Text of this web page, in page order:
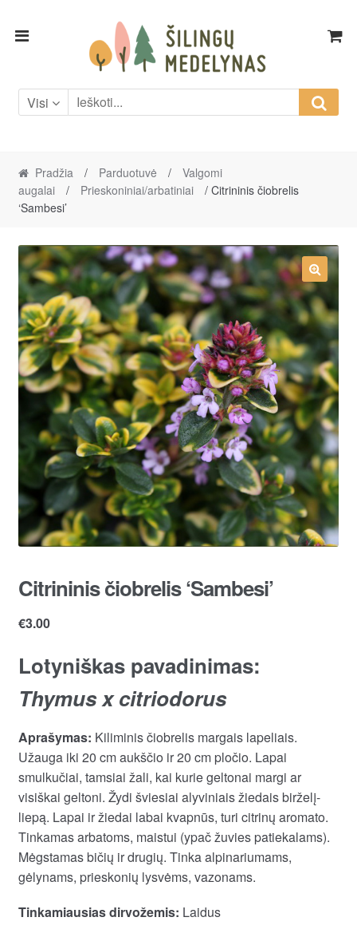
Skip
Skip
Visi
Pradžia / Parduotuvė /
Valgomi
augalai
/ Prieskoniniai/arbatiniai
/ Citrininis čiobrelis
‘Sambesi’
Citrininis čiobrelis ‘Sambesi’
€3.00
Lotyniškas pavadinimas:
Thymus x citriodorus
Aprašymas: Kiliminis čiobrelis margais lapeliais.
Užauga iki 20 cm aukščio ir 20 cm pločio. Lapai
smulkučiai, tamsiai žali, kai kurie geltonai margi ar
visiškai geltoni. Žydi šviesiai alyviniais žiedais birželį-
liepą. Lapai ir žiedai labai kvapnūs, turi citrinų aromato.
Tinkamas arbatoms, maistui (ypač žuvies patiekalams).
Mėgstamas bičių ir drugių. Tinka alpinariumams,
gėlynams, prieskonių lysvėms, vazonams.
Tinkamiausias dirvožemis: Laidus